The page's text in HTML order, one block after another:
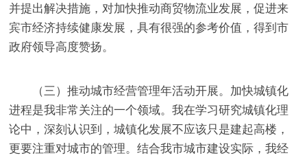
并提出解决措施，对加快推动商贸物流业发展，促进来
宾市经济持续健康发展，具有很强的参考价值，得到市
政府领导高度赞扬。
（三）推动城市经营管理年活动开展。 加快城镇化
进程是我非常关注的一个领域。我在学习研究城镇化理
论中，深刻认识到，城镇化发展不应该只是建起高楼，
更要注重对城市的管理。结合我市城市建设实际，我经